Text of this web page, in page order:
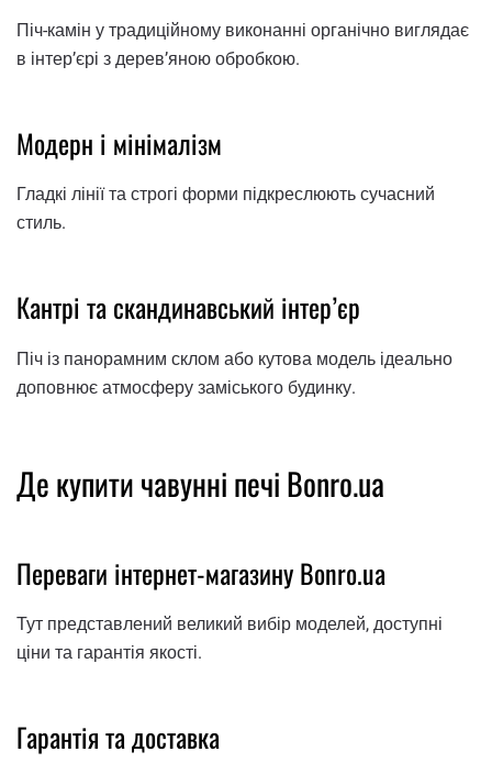
Піч-камін у традиційному виконанні органічно виглядає
в інтер’єрі з дерев’яною обробкою.
Модерн і мінімалізм
Гладкі лінії та строгі форми підкреслюють сучасний
стиль.
Кантрі та скандинавський інтер’єр
Піч із панорамним склом або кутова модель ідеально
доповнює атмосферу заміського будинку.
Де купити чавунні печі Bonro.ua
Переваги інтернет-магазину Bonro.ua
Тут представлений великий вибір моделей, доступні
ціни та гарантія якості.
Гарантія та доставка